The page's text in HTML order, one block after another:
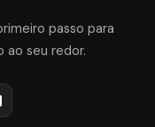
passo para
ao seu redor.